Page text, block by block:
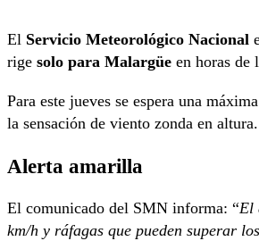
El Servicio Meteorológico Nacional
rige solo para Malargüe en horas de
Para este jueves se espera una
la sensación de viento zonda en altura.
Alerta amarilla
El comunicado del SMN informa: “El
km/h y ráfagas que pueden superar